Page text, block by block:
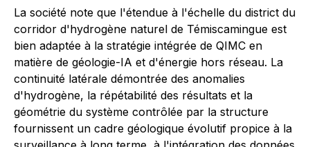
La société note que l'étendue à l'échelle du district du
corridor d'hydrogène naturel de Témiscamingue est
bien adaptée à la stratégie intégrée de QIMC en
matière de géologie-IA et d'énergie hors réseau. La
continuité latérale démontrée des anomalies
d'hydrogène, la répétabilité des résultats et la
géométrie du système contrôlée par la structure
fournissent un cadre géologique évolutif propice à la